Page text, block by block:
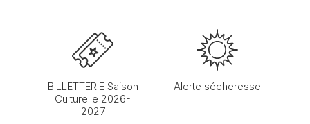
BILLETTERIE Saison
Culturelle 2026-
2027
Alerte sécheresse